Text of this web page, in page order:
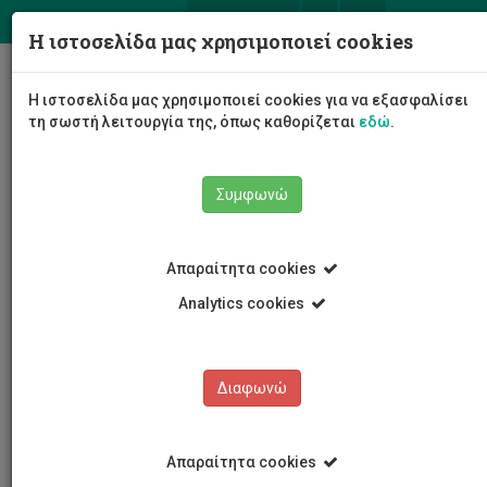
Σχολή Μηχανικής και Τεχνολογίας
Η ιστοσελίδα μας χρησιμοποιεί cookies
Η ιστοσελίδα μας χρησιμοποιεί cookies για να εξασφαλίσει
τη σωστή λειτουργία της, όπως καθορίζεται εδώ.
Συμφωνώ
Απαραίτητα cookies
Analytics cookies
Διαφωνώ
Απαραίτητα cookies